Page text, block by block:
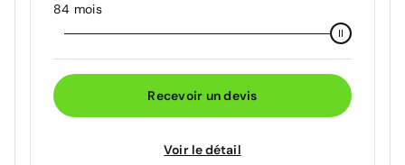
84 mois
Recevoir un devis
Voir le détail